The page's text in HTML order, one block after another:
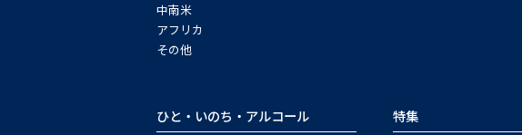
中南米
アフリカ
その他
ひと・いのち・アルコール 特集